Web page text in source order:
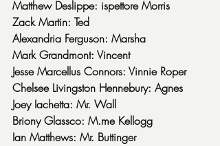
Matthew Deslippe: ispettore Morris
Zack Martin: Ted
Alexandria Ferguson: Marsha
Mark Grandmont: Vincent
Jesse Marcellus Connors: Vinnie Roper
Chelsee Livingston Hennebury: Agnes
Joey Iachetta: Mr. Wall
Briony Glassco: M.me Kellogg
Ian Matthews: Mr. Buttinger